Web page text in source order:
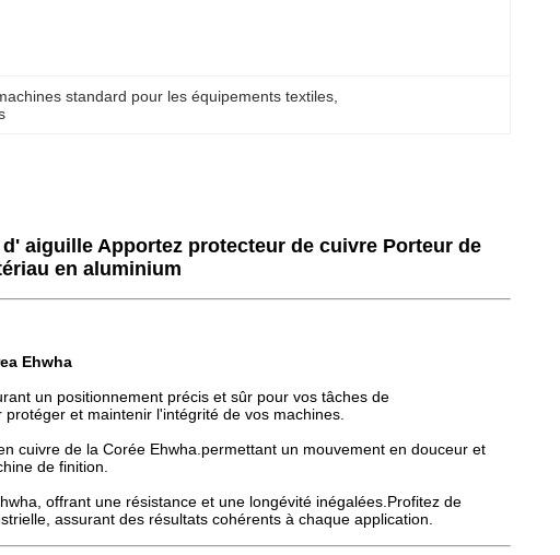
standard pour les équipements textiles,
aiguille Apportez protecteur de cuivre Porteur de
en aluminium
Ehwha
un positionnement précis et sûr pour vos tâches de
et maintenir l'intégrité de vos machines.
cuivre de la Corée Ehwha.permettant un mouvement en douceur et
de finition.
offrant une résistance et une longévité inégalées.Profitez de
assurant des résultats cohérents à chaque application.